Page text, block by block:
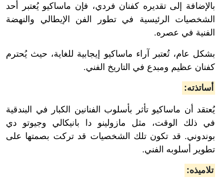
بالإضافة إلى تقديره كفنان فردي، فإن ماساكيو يُعتبر أحد
الشخصيات الرئيسية في تطور الفن الإيطالي والنهضة
الفنية في عصره.
بشكل عام، تُعتبر آراء ماساكيو إيجابية للغاية، حيث يُحترم
كفنان عظيم ومبدع في التاريخ الفني.
أساتذته:
يُعتقد أن ماساكيو تأثر بأسلوب الفنانين الكبار في البندقية
في ذلك الوقت، مثل مازولينو دا بانيكالي وجيوتو دي
بوندوني. قد تكون تلك الشخصيات قد تركت بصمتها على
تطوير أسلوبه الفني.
تلاميذه: